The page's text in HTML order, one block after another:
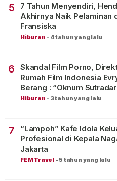
5
7 Tahun Menyendiri,
Akhirnya Naik Pelaminan
Fransiska
Hiburan - 4 tahun yang lalu
6
Skandal Film Porno,
Rumah Film Indonesia
Berang : “Oknum
Merusak Perfilman
Hiburan - 3 tahun yang lalu
7
“Lampoh” Kafe Idola
Profesional di Kepala
Jakarta
FEM Travel -5 tahun yang lalu